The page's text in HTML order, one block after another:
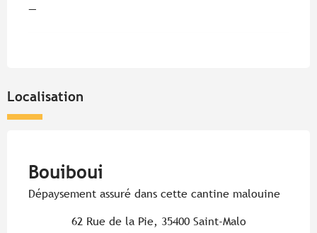
—
Localisation
Bouiboui
Dépaysement assuré dans cette cantine malouine
62 Rue de la Pie, 35400 Saint-Malo